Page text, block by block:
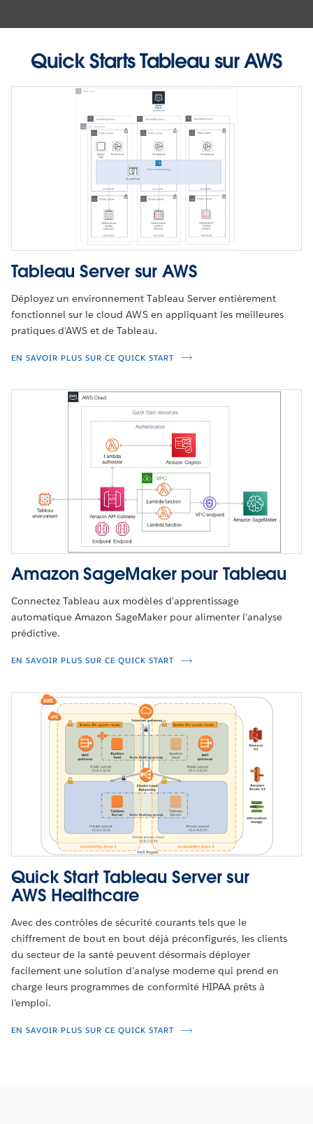
Quick Starts Tableau sur AWS
Tableau Server sur AWS
Déployez un environnement Tableau Server entièrement
fonctionnel sur le cloud AWS en appliquant les meilleures
pratiques d'AWS et de Tableau.
EN SAVOIR PLUS SUR CE QUICK START
Amazon SageMaker pour Tableau
Connectez Tableau aux modèles d'apprentissage
automatique Amazon SageMaker pour alimenter l'analyse
prédictive.
EN SAVOIR PLUS SUR CE QUICK START
Quick Start Tableau Server sur
AWS Healthcare
Avec des contrôles de sécurité courants tels que le
chiffrement de bout en bout déjà préconfigurés, les clients
du secteur de la santé peuvent désormais déployer
facilement une solution d'analyse moderne qui prend en
charge leurs programmes de conformité HIPAA prêts à
l'emploi.
EN SAVOIR PLUS SUR CE QUICK START